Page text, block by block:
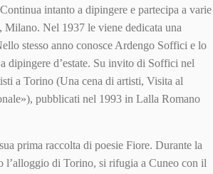
intanto a dipingere e partecipa a varie
Nel 1937 le viene dedicata una
stesso anno conosce Ardengo Soffici e lo
dipingere d’estate. Su invito di Soffici nel
a Torino (Una cena di artisti, Visita al
pubblicati nel 1993 in Lalla Romano
prima raccolta di poesie Fiore. Durante la
l’alloggio di Torino, si rifugia a Cuneo con il